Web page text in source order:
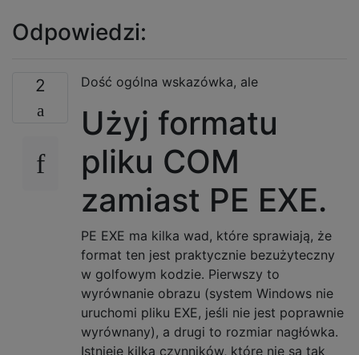
Odpowiedzi:
2 Dość ogólna wskazówka, ale
Użyj formatu
pliku COM
zamiast PE EXE.
PE EXE ma kilka wad, które sprawiają, że
format ten jest praktycznie bezużyteczny
w golfowym kodzie. Pierwszy to
wyrównanie obrazu (system Windows nie
uruchomi pliku EXE, jeśli nie jest poprawnie
wyrównany), a drugi to rozmiar nagłówka.
Istnieje kilka czynników, które nie są tak